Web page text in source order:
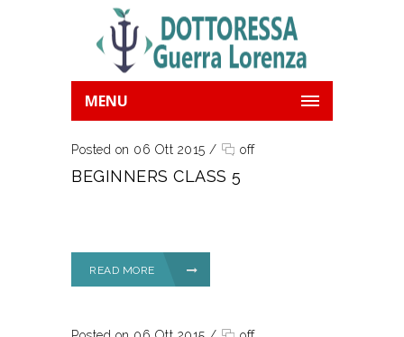
MENU
Posted on 06 Ott 2015 / off
BEGINNERS CLASS 5
READ MORE